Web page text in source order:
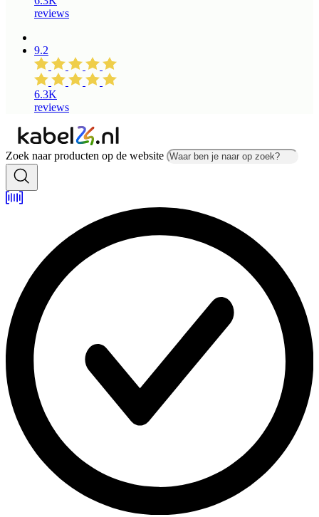
reviews
9.2
6.3K
reviews
Zoek naar producten op de website